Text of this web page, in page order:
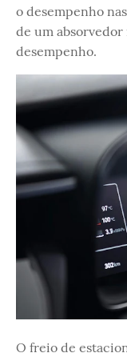
o desempenho
de um
desempenho.
O freio de